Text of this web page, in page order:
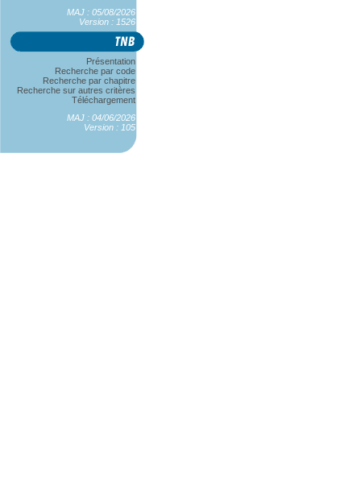
MAJ : 05/08/2026
Version : 1526
Présentation
Recherche par code
Recherche par chapitre
Recherche sur autres critères
Téléchargement
MAJ : 04/06/2026
Version : 105